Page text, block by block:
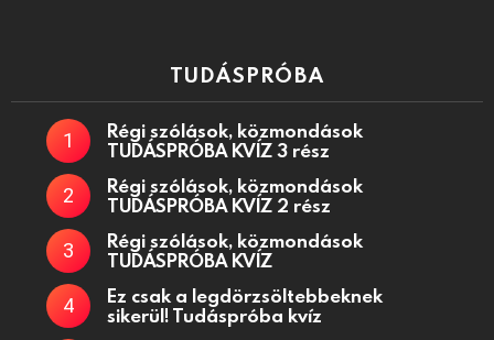
TUDÁSPRÓBA
Régi szólások, közmondások
TUDÁSPRÓBA KVÍZ 3 rész
Régi szólások, közmondások
TUDÁSPRÓBA KVÍZ 2 rész
Régi szólások, közmondások
TUDÁSPRÓBA KVÍZ
Ez csak a legdörzsöltebbeknek
sikerül! Tudáspróba kvíz